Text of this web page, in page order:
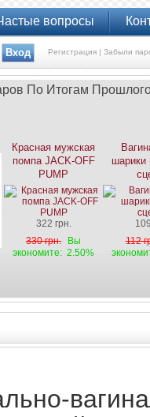
вопросы
Регистрация |Забыли
По Итогам
Красная мужская
помпа JACK-OFF
PUMP
322 грн.
330 грн.
Вы
экономите: 2.50%
шарики
112